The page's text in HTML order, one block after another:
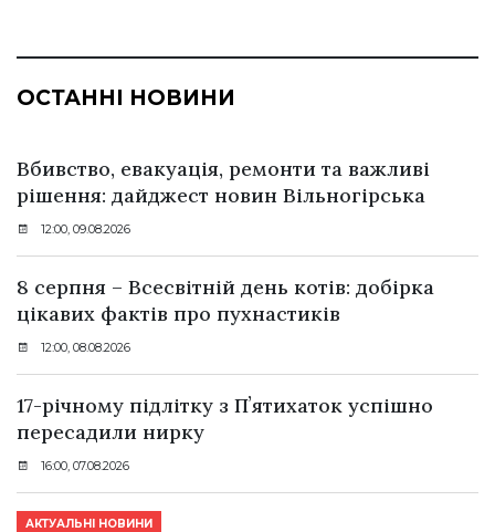
ОСТАННІ НОВИНИ
Вбивство, евакуація, ремонти та важливі
рішення: дайджест новин Вільногірська
12:00, 09.08.2026
8 серпня – Всесвітній день котів: добірка
цікавих фактів про пухнастиків
12:00, 08.08.2026
17-річному підлітку з Пʼятихаток успішно
пересадили нирку
16:00, 07.08.2026
АКТУАЛЬНІ НОВИНИ